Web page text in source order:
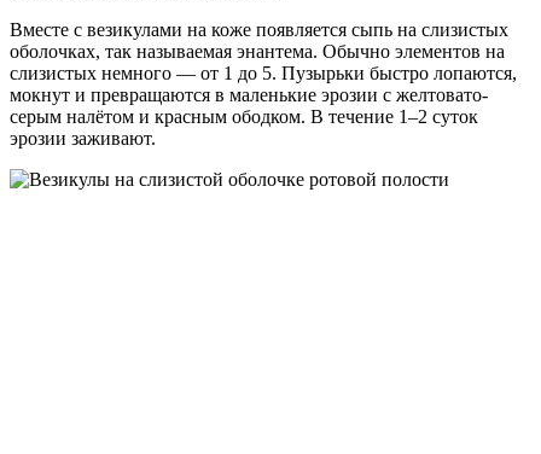
Вместе с везикулами на коже появляется сыпь на слизистых
оболочках, так называемая энантема. Обычно элементов на
слизистых немного — от 1 до 5. Пузырьки быстро лопаются,
мокнут и превращаются в маленькие эрозии с желтовато-
серым налётом и красным ободком. В течение 1–2 суток
эрозии заживают.